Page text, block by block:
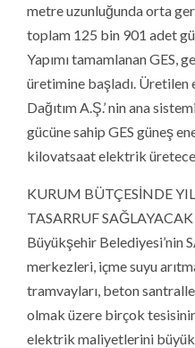
metre uzunluğunda orta
toplam 125 bin 901 adet
Yapımı tamamlanan GES,
üretimine başladı.
Dağıtım A.Ş.’ nin ana
gücüne sahip GES güneş
kilovatsaat elektrik
KURUM BÜTÇESİNDE
TASARRUF SAĞLAYACAK
Büyükşehir Belediyesi’nin
merkezleri, içme suyu
tramvayları, beton
olmak üzere birçok
elektrik maliyetlerini büyük